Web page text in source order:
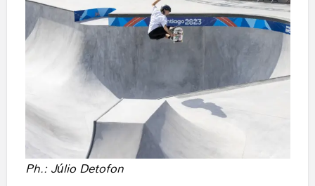
Ph.: Júlio Detofon